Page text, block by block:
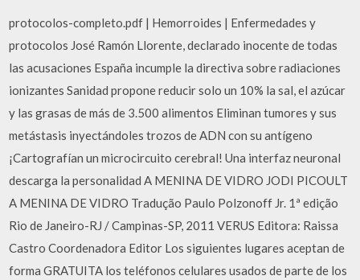
protocolos-completo.pdf | Hemorroides | Enfermedades y
protocolos José Ramón Llorente, declarado inocente de todas
las acusaciones España incumple la directiva sobre radiaciones
ionizantes Sanidad propone reducir solo un 10% la sal, el azúcar
y las grasas de más de 3.500 alimentos Eliminan tumores y sus
metástasis inyectándoles trozos de ADN con su antígeno
¡Cartografían un microcircuito cerebral! Una interfaz neuronal
descarga la personalidad A MENINA DE VIDRO JODI PICOULT
A MENINA DE VIDRO Tradução Paulo Polzonoff Jr. 1ª edição
Rio de Janeiro-RJ / Campinas-SP, 2011 VERUS Editora: Raissa
Castro Coordenadora Editor Los siguientes lugares aceptan de
forma GRATUITA los teléfonos celulares usados de parte de los